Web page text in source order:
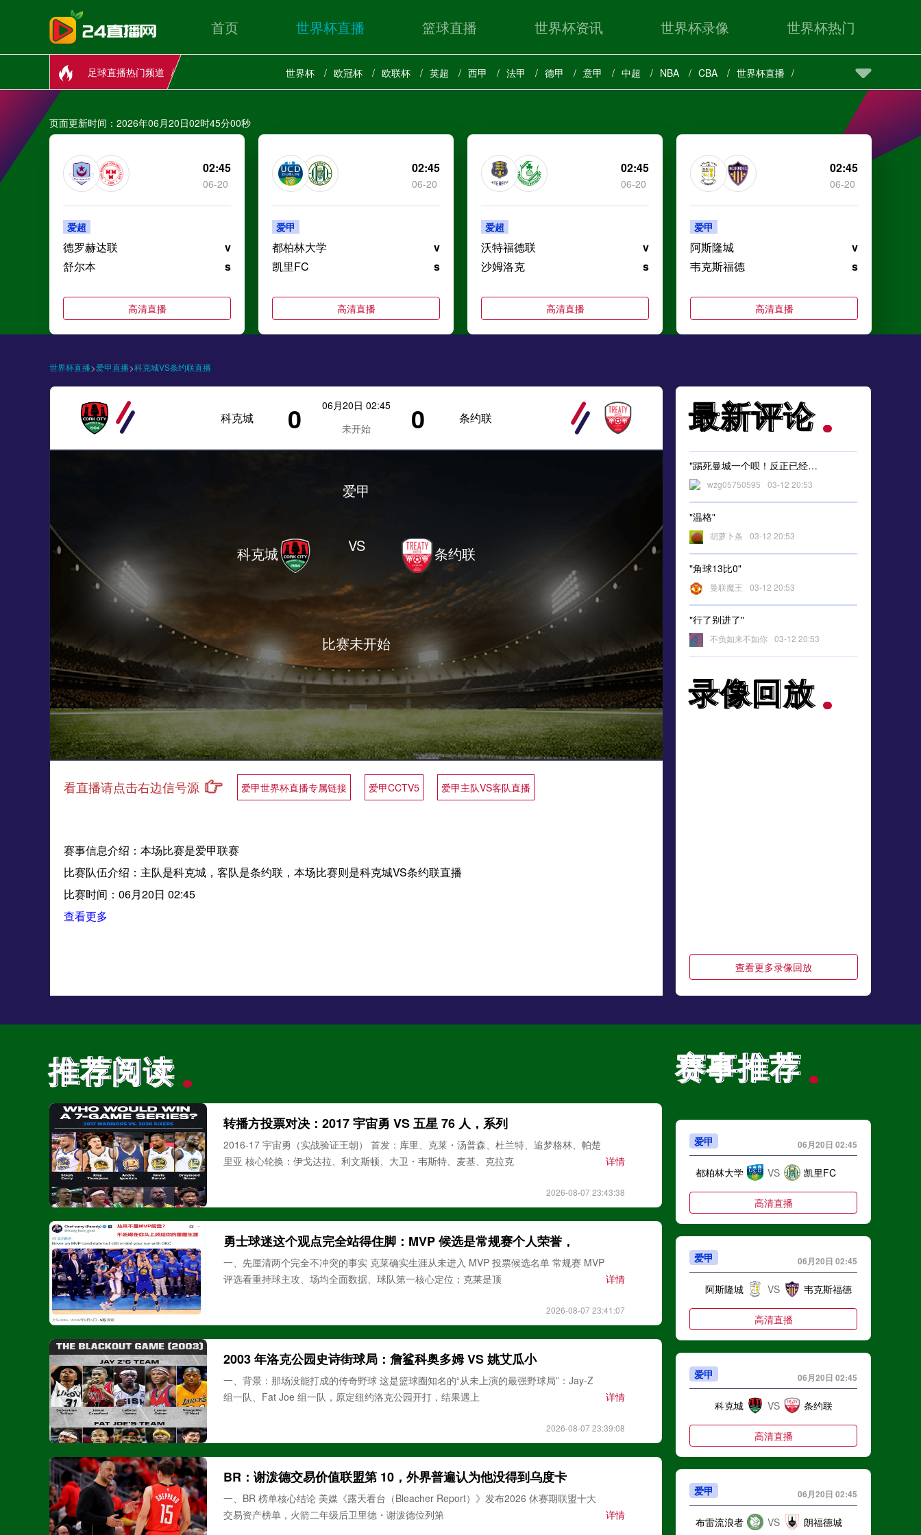
首页 世界杯直播 篮球直播 世界杯资讯 世界杯录像 世界杯热门
足球直播热门频道 世界杯 欧冠杯 欧联杯 英超 西甲 法甲 德甲 意甲 中超 NBA CBA 世界杯直播
页面更新时间：2026年06月20日02时45分00秒
02:45
06-20
爱超
德罗赫达联
v
舒尔本
s
高清直播
02:45
06-20
爱甲
都柏林大学
v
凯里FC
s
高清直播
02:45
06-20
爱超
沃特福德联
v
沙姆洛克
s
高清直播
02:45
06-20
爱甲
阿斯隆城
v
韦克斯福德
s
高清直播
世界杯直播>爱甲直播>科克城VS条约联直播
科克城 0
06月20日 02:45
未开始
0 条约联
科克城
爱甲
VS
比赛未开始
条约联
看直播请点击右边信号源 爱甲世界杯直播专属链接 爱甲CCTV5 爱甲主队VS客队直播
赛事信息介绍：本场比赛是爱甲联赛
比赛队伍介绍：主队是科克城，客队是条约联，本场比赛则是科克城VS条约联直播
比赛时间：06月20日 02:45
查看更多
最新评论
最新评论
"踢死曼城一个呗！反正已经输得像狗了"
wzg05750595 03-12 20:53
"温格"
胡萝卜条 03-12 20:53
"角球13比0"
曼联魔王 03-12 20:53
"行了别进了"
不负如来不如你 03-12 20:53
吧友_NIHCAFQAP 03-12 20:53
"请勿将账号出借、出售给他人使用，以免被不法分子利用从事违法活动，造成的后果将由账号所属人承担。"
公告 03-12 20:53
大脸猫VV 03-12 20:53
"胜其他给老子出来"
、CesC
五彩只执纯白 03-12 20:53
"在来一个要不"
啊呕
"看不惯你们这些人//<a href=\"https://home.zhibo8.cc/user.html?platform=mobile&uid=8870015\">@大聪明凤雏</a>：关你屁事"
小梅卢 03-12 20:53
"三连败 0进球？？"
"有没有6：0"
胡萝卜条 03-12 20:53
"不可能加时了"
麒麟12375 03-12 20:53
录像回放
录像回放
查看更多录像回放
推荐阅读
推荐阅读
转播方投票对决：2017 宇宙勇 VS 五星 76 人，系列
2016-17 宇宙勇（实战验证王朝） 首发：库里、克莱・汤普森、杜兰特、追梦格林、帕楚
里亚 核心轮换：伊戈达拉、利文斯顿、大卫・韦斯特、麦基、克拉克
详情
2026-08-07 23:43:38
勇士球迷这个观点完全站得住脚：MVP 候选是常规赛个人荣誉，
一、先厘清两个完全不冲突的事实 克莱确实生涯从未进入 MVP 投票候选名单 常规赛 MVP
评选看重持球主攻、场均全面数据、球队第一核心定位；克莱是顶
详情
2026-08-07 23:41:07
2003 年洛克公园史诗街球局：詹鲨科奥多姆 VS 姚艾瓜小
一、背景：那场没能打成的传奇野球 这是篮球圈知名的“从未上演的最强野球局”：Jay-Z
组一队、Fat Joe 组一队，原定纽约洛克公园开打，结果遇上
详情
2026-08-07 23:39:08
BR：谢泼德交易价值联盟第 10，外界普遍认为他没得到乌度卡
一、BR 榜单核心结论 美媒《露天看台（Bleacher Report）》发布2026 休赛期联盟十大
交易资产榜单，火箭二年级后卫里德・谢泼德位列第
详情
赛事推荐
赛事推荐
爱甲 06月20日 02:45
都柏林大学 VS 凯里FC
高清直播
爱甲 06月20日 02:45
阿斯隆城 VS 韦克斯福德
高清直播
爱甲 06月20日 02:45
科克城 VS 条约联
高清直播
爱甲 06月20日 02:45
布雷流浪者 VS 朗福德城